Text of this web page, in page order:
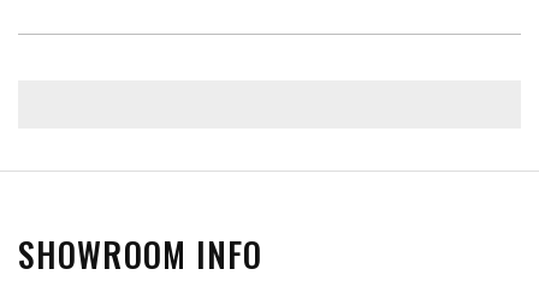
SHOWROOM INFO